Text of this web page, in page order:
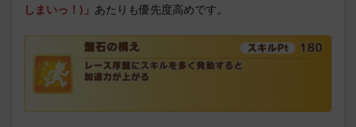
しまいっ！)」 あたりも優先度高めです。